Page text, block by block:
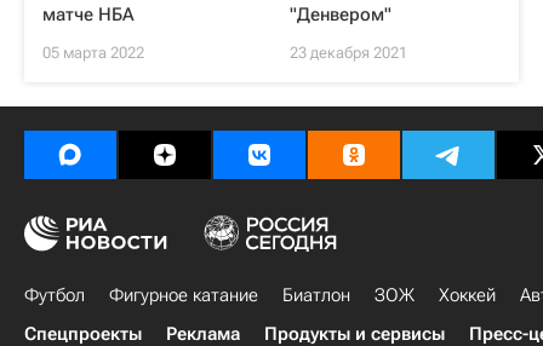
матче НБА
05 марта 2022
"Денвером"
23 декабря 2021
Футбол Фигурное катание Биатлон ЗОЖ Хоккей
Спецпроекты
Реклама Продукты и сервисы Пресс-